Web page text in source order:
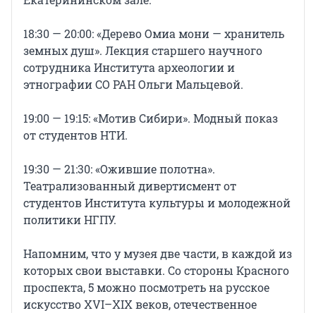
18:30 — 20:00: «Дерево Омиа мони — хранитель
земных душ». Лекция старшего научного
сотрудника Института археологии и
этнографии СО РАН Ольги Мальцевой.
19:00 — 19:15: «Мотив Сибири». Модный показ
от студентов НТИ.
19:30 — 21:30: «Ожившие полотна».
Театрализованный дивертисмент от
студентов Института культуры и молодежной
политики НГПУ.
Напомним, что у музея две части, в каждой из
которых свои выставки. Со стороны Красного
проспекта, 5 можно посмотреть на русское
искусство XVI–XIX веков, отечественное